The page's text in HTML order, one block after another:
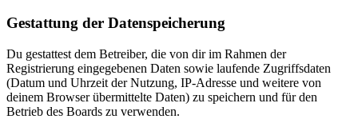
Gestattung der Datenspeicherung
Du gestattest dem Betreiber, die von dir im Rahmen der
Registrierung eingegebenen Daten sowie laufende Zugriffsdaten
(Datum und Uhrzeit der Nutzung, IP-Adresse und weitere von
deinem Browser übermittelte Daten) zu speichern und für den
Betrieb des Boards zu verwenden.